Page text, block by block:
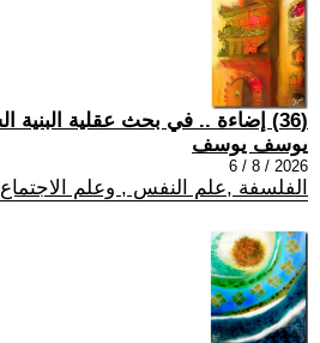
(36) إضاءة .. في بحث عقلية البنية الشخصية للفرد
يوسف يوسف
2026 / 8 / 6
الفلسفة ,علم النفس , وعلم الاجتماع